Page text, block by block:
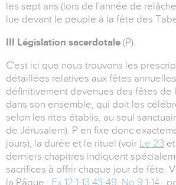
les sept ans (lors de l'année de
lue devant le peuple à la fête des
III Législation sacerdotale (P).
C'est ici que nous trouvons les
détaillées relatives aux fêtes
définitivement devenues des fêtes de
dans son ensemble, qui doit les
selon les rites établis, au seul
de Jérusalem). P en fixe donc
jours), la durée et le rituel (voir Le 23 et
derniers chapitres indiquent
sacrifices à offrir chaque jour de fête.
la Pâque : Ex 12:1-13,43-49, No 9:1-14 ;